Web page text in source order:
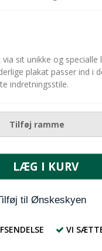
sit unikke og
plakat passer ind i
indretningsstile.
Tilføj ramme
LÆG I KURV
til Ønskeskyen
VI